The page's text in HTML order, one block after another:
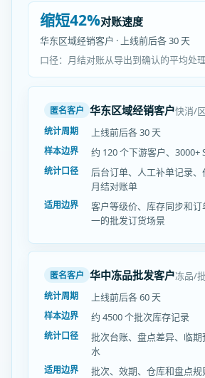
缩短42%对账速度
华东区域经销客户 · 上线前后各 30 天
口径：月结对账从导出到确认的平均处
匿名客户 华东区域经销客户快消/
统计周期 上线前后各 30 天
样本边界 约 120 个下游客户、3000+
统计口径
后台订单、人工补单记录
月结对账单
适用边界
客户等级价、库存同步和
一的批发订货场景
匿名客户 华中冻品批发客户冻品/
统计周期 上线前后各 60 天
样本边界 约 4500 个批次库存记录
统计口径
批次台账、盘点差异、临
水
适用边界
批次、效期、仓库和盘点